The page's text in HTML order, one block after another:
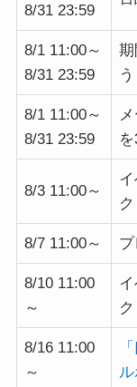
8/31 23:59
8/1 11:00～
8/31 23:59
う
8/1 11:00～
8/31 23:59
8/3 11:00～
8/7 11:00～
8/10 11:00
～
8/16 11:00
～